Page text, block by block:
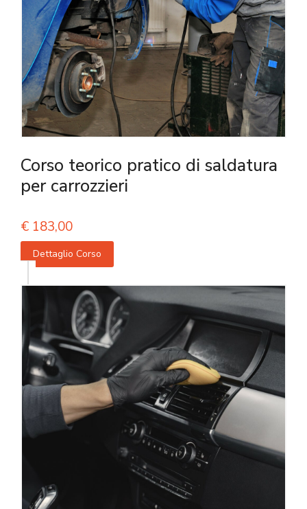
Corso teorico pratico di saldatura
per carrozzieri
€ 183,00
Dettaglio Corso